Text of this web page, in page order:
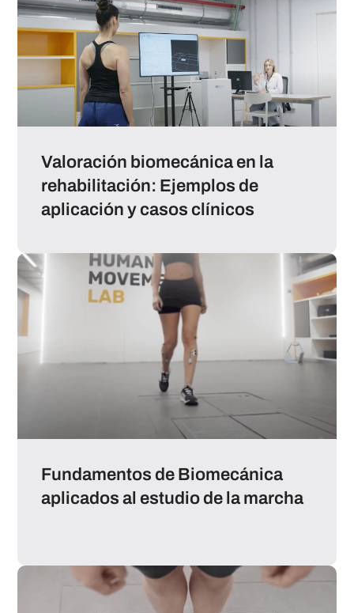
Valoración biomecánica en la
rehabilitación: Ejemplos de
aplicación y casos clínicos
Fundamentos de Biomecánica
aplicados al estudio de la marcha